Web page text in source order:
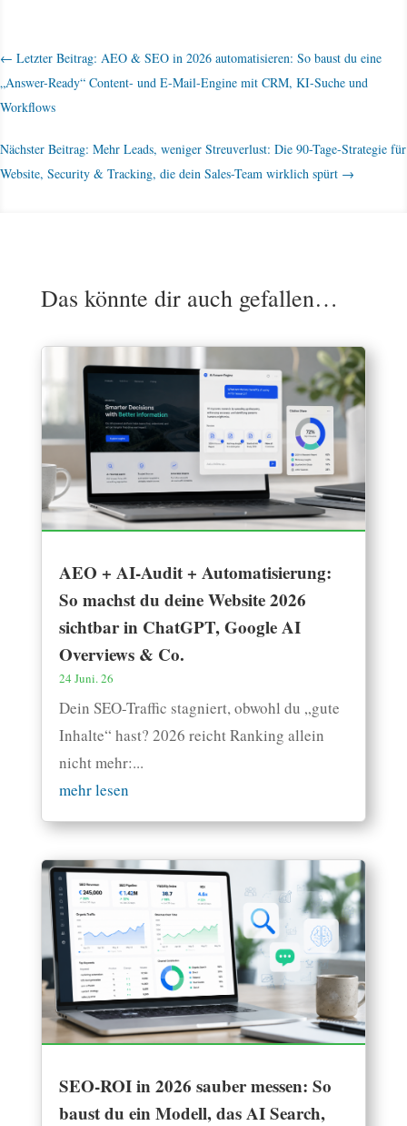
← Letzter Beitrag: AEO & SEO in 2026 automatisieren: So baust du eine
„Answer-Ready“ Content- und E-Mail-Engine mit CRM, KI-Suche und
Workflows
Nächster Beitrag: Mehr Leads, weniger Streuverlust: Die 90-Tage-Strategie für
Website, Security & Tracking, die dein Sales-Team wirklich spürt →
Das könnte dir auch gefallen…
AEO + AI-Audit + Automatisierung:
So machst du deine Website 2026
sichtbar in ChatGPT, Google AI
Overviews & Co.
24 Juni. 26
Dein SEO-Traffic stagniert, obwohl du „gute
Inhalte“ hast? 2026 reicht Ranking allein
nicht mehr:...
mehr lesen
SEO-ROI in 2026 sauber messen: So
baust du ein Modell, das AI Search,